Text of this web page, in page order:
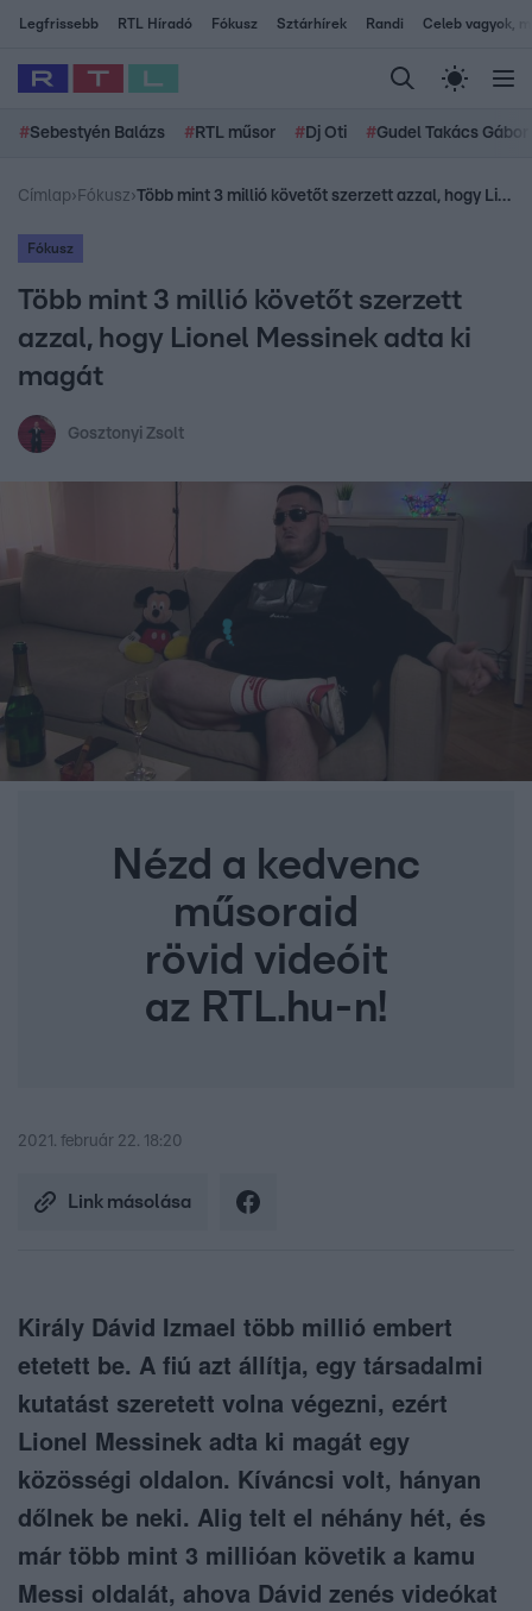
Legfrissebb RTL Híradó Fókusz Sztárhírek Randi Celeb vagyok,
#Sebestyén Balázs # RTL műsor # Dj Oti #Gudel Takács Gábor
Címlap› Fókusz› Több mint 3 millió követőt szerzett azzal, hogy Lionel Messinek adta ki magát
Fókusz
Több mint 3 millió követőt szerzett
azzal, hogy Lionel Messinek adta ki
magát
Gosztonyi Zsolt
Nézd a kedvenc
műsoraid
rövid videóit
az RTL.hu-n!
2021. február 22. 18:20
Link másolása
Király Dávid Izmael több millió embert
etetett be. A fiú azt állítja, egy társadalmi
kutatást szeretett volna végezni, ezért
Lionel Messinek adta ki magát egy
közösségi oldalon. Kíváncsi volt, hányan
dőlnek be neki. Alig telt el néhány hét, és
már több mint 3 millióan követik a kamu
Messi oldalát, ahova Dávid zenés videókat